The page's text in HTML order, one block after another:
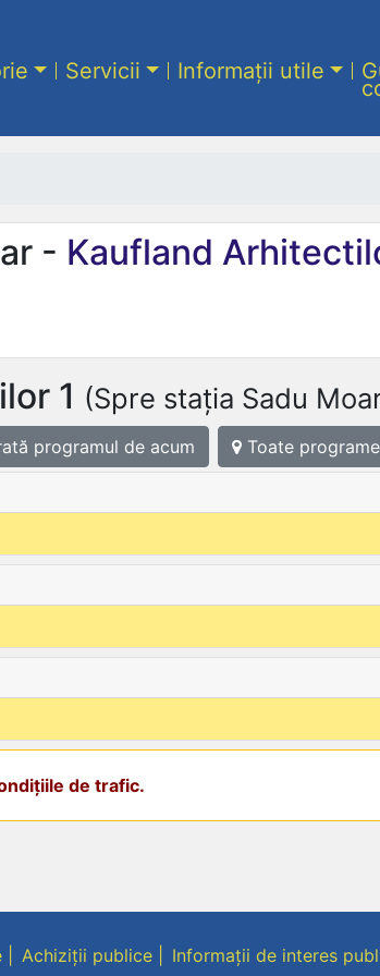
Servicii Informații utile
- Kaufland
1 (Spre stația Sadu
programul de acum Toate
de trafic.
Achiziții publice Informații de interes